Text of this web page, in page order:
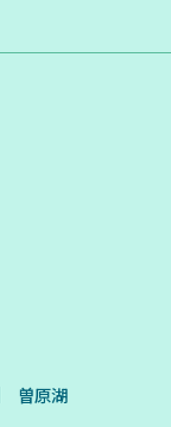
曽原湖